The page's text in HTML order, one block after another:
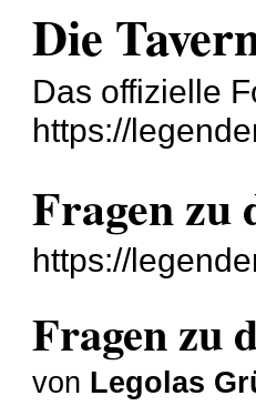
Die
Das offizielle
https://
Fragen zu
https://
Fragen zu
von Legolas